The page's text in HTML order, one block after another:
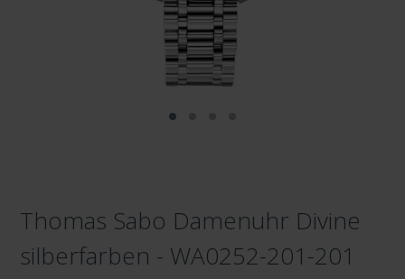
Thomas Sabo Damenuhr Divine
silberfarben - WA0252-201-201